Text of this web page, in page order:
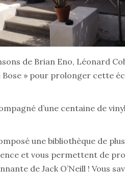
de Brian Eno, Léonard
Bose » pour prolonger cette
d’une centaine de
une bibliothèque de
et vous permettent de
de Jack O’Neill ! Vous